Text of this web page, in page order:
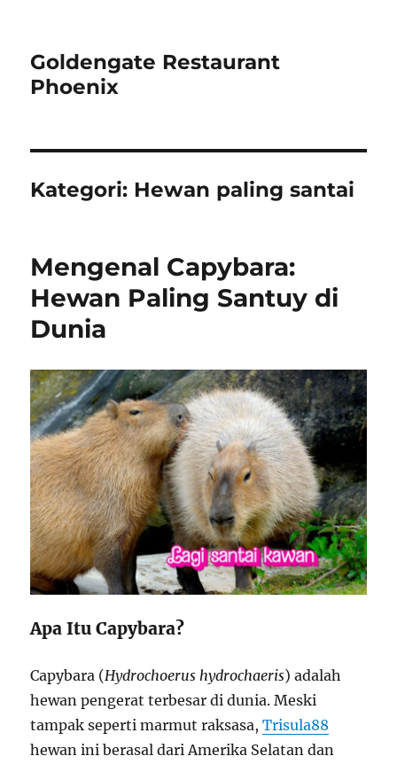
Goldengate Restaurant
Phoenix
Kategori: Hewan paling santai
Mengenal Capybara:
Hewan Paling Santuy di
Dunia
Apa Itu Capybara?
Capybara (Hydrochoerus hydrochaeris) adalah
hewan pengerat terbesar di dunia. Meski
tampak seperti marmut raksasa,Trisula88
hewan ini berasal dari Amerika Selatan dan